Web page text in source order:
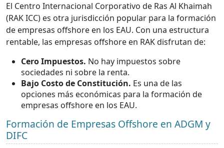
El Centro Internacional Corporativo de Ras Al Khaimah
(RAK ICC) es otra jurisdicción popular para la formación
de empresas offshore en los EAU. Con una estructura
rentable, las empresas offshore en RAK disfrutan de:
Cero Impuestos. No hay impuestos sobre
sociedades ni sobre la renta.
Bajo Costo de Constitución. Es una de las
opciones más económicas para la formación de
empresas offshore en los EAU.
Formación de Empresas Offshore en ADGM y
DIFC